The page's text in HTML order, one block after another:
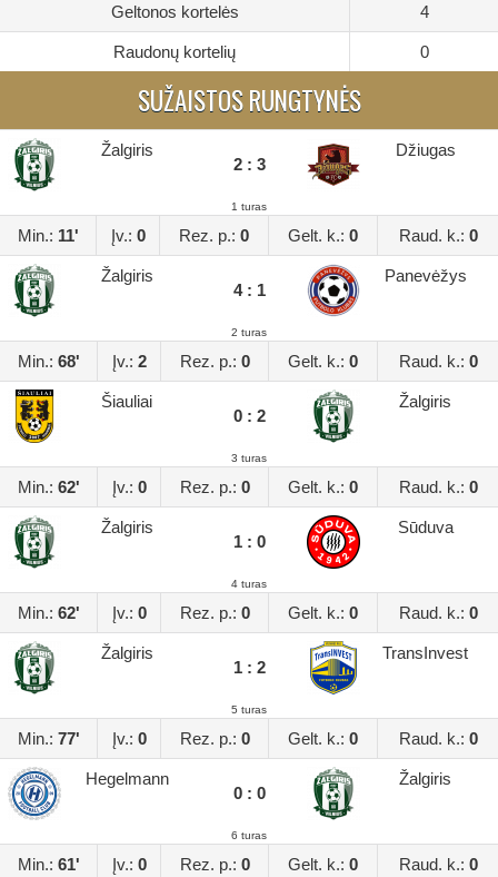
Geltonos kortelės 4
Raudonų kortelių 0
SUŽAISTOS RUNGTYNĖS
Žalgiris
2 : 3
Džiugas
1 turas
Min.: 11' Įv.: 0 Rez. p.: 0 Gelt. k.: 0 Raud. k.: 0
Žalgiris
4 : 1
Panevėžys
2 turas
Min.: 68' Įv.: 2 Rez. p.: 0 Gelt. k.: 0 Raud. k.: 0
Šiauliai
0 : 2
Žalgiris
3 turas
Min.: 62' Įv.: 0 Rez. p.: 0 Gelt. k.: 0 Raud. k.: 0
Žalgiris
1 : 0
Sūduva
4 turas
Min.: 62' Įv.: 0 Rez. p.: 0 Gelt. k.: 0 Raud. k.: 0
Žalgiris
1 : 2
TransInvest
5 turas
Min.: 77' Įv.: 0 Rez. p.: 0 Gelt. k.: 0 Raud. k.: 0
Hegelmann
0 : 0
Žalgiris
6 turas
Min.: 61' Įv.: 0 Rez. p.: 0 Gelt. k.: 0 Raud. k.: 0